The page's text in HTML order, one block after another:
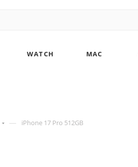
WATCH MAC
— iPhone 17 Pro 512GB